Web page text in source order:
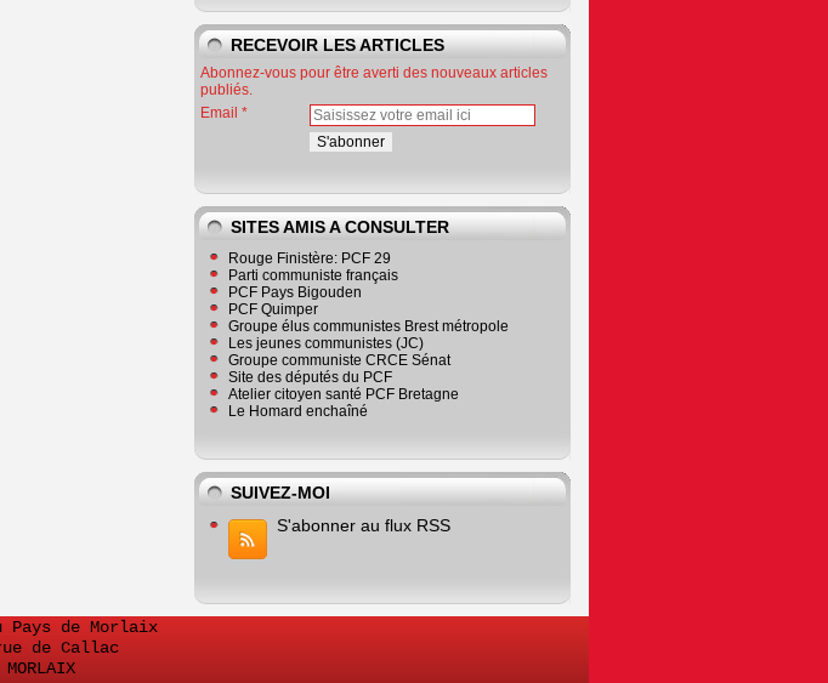
RECEVOIR LES ARTICLES
Abonnez-vous pour être averti des nouveaux articles
publiés.
Email
SITES AMIS A CONSULTER
Rouge Finistère: PCF 29
Parti communiste français
PCF Pays Bigouden
PCF Quimper
Groupe élus communistes Brest métropole
Les jeunes communistes (JC)
Groupe communiste CRCE Sénat
Site des députés du PCF
Atelier citoyen santé PCF Bretagne
Le Homard enchaîné
SUIVEZ-MOI
S'abonner au flux RSS
Pays de Morlaix
de Callac